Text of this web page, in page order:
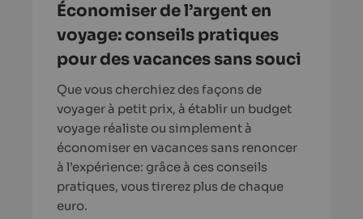
Économiser de l’argent en
voyage: conseils pratiques
pour des vacances sans souci
Que vous cherchiez des façons de
voyager à petit prix, à établir un budget
voyage réaliste ou simplement à
économiser en vacances sans renoncer
à l’expérience: grâce à ces conseils
pratiques, vous tirerez plus de chaque
euro.